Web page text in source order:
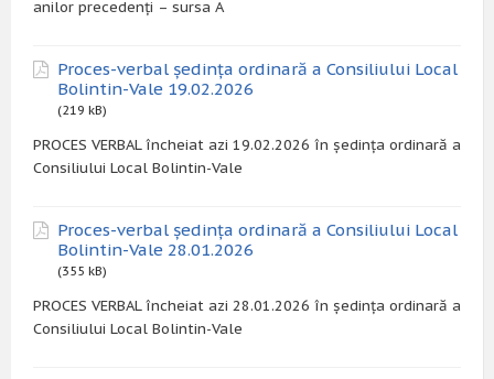
anilor precedenți – sursa A
Proces-verbal ședința ordinară a Consiliului Local
Bolintin-Vale 19.02.2026
(219 kB)
PROCES VERBAL încheiat azi 19.02.2026 în ședința ordinară a
Consiliului Local Bolintin-Vale
Proces-verbal ședința ordinară a Consiliului Local
Bolintin-Vale 28.01.2026
(355 kB)
PROCES VERBAL încheiat azi 28.01.2026 în ședința ordinară a
Consiliului Local Bolintin-Vale